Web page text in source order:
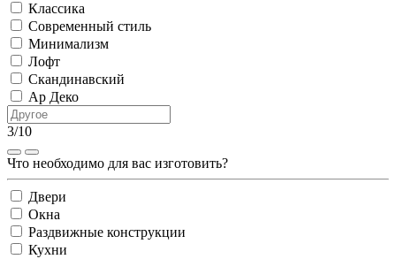
Классика
Современный стиль
Минимализм
Лофт
Скандинавский
Ар Деко
3/10
Что необходимо для вас изготовить?
Двери
Окна
Раздвижные конструкции
Кухни